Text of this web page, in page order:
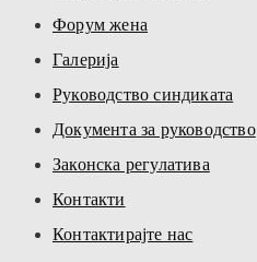
Форум жена
Галерија
Руководство синдиката
Документа за руководство
Законска регулатива
Контакти
Контактирајте нас